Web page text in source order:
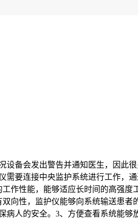
备会发出警告并通知医生，因此
要连接中央监护系统进行工作，
作性能，能够适应长时间的高强
向性，监护仪能够向系统输送患
人的安全。3、方便查看系统能